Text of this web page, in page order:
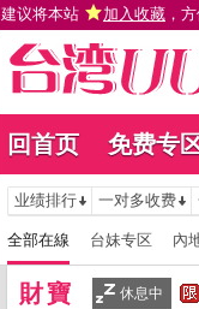
建议将本站 加入收藏 ，
回首页 免费专
业绩排行 一对多收费
全部在線 台妹专区 內
財寶 休息中